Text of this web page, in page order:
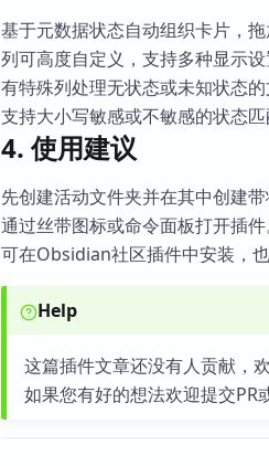
基于元数据状态自动组织卡片，拖
列可高度自定义，支持多种显示设
有特殊列处理无状态或未知状态的
支持大小写敏感或不敏感的状态匹
4. 使用建议
先创建活动文件夹并在其中创建带
通过丝带图标或命令面板打开插件
可在Obsidian社区插件中安装，也
Help
这篇插件文章还没有人贡献，
如果您有好的想法欢迎提交PR